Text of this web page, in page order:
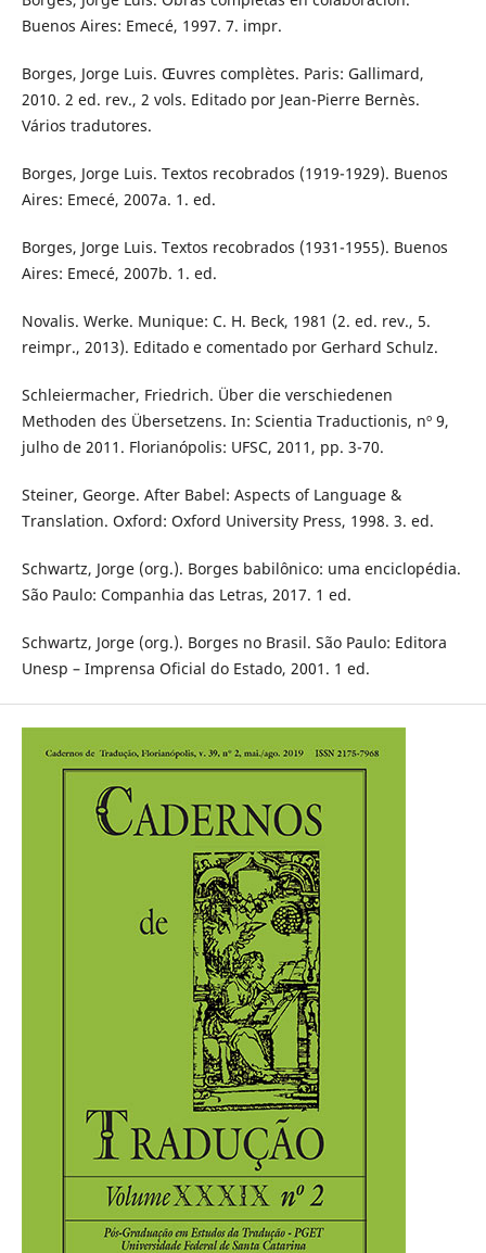
Buenos Aires: Emecé, 1997. 7. impr.
Borges, Jorge Luis. Œuvres complètes. Paris: Gallimard,
2010. 2 ed. rev., 2 vols. Editado por Jean-Pierre Bernès.
Vários tradutores.
Borges, Jorge Luis. Textos recobrados (1919-1929). Buenos
Aires: Emecé, 2007a. 1. ed.
Borges, Jorge Luis. Textos recobrados (1931-1955). Buenos
Aires: Emecé, 2007b. 1. ed.
Novalis. Werke. Munique: C. H. Beck, 1981 (2. ed. rev., 5.
reimpr., 2013). Editado e comentado por Gerhard Schulz.
Schleiermacher, Friedrich. Über die verschiedenen
Methoden des Übersetzens. In: Scientia Traductionis, nº 9,
julho de 2011. Florianópolis: UFSC, 2011, pp. 3-70.
Steiner, George. After Babel: Aspects of Language &
Translation. Oxford: Oxford University Press, 1998. 3. ed.
Schwartz, Jorge (org.). Borges babilônico: uma enciclopédia.
São Paulo: Companhia das Letras, 2017. 1 ed.
Schwartz, Jorge (org.). Borges no Brasil. São Paulo: Editora
Unesp – Imprensa Oficial do Estado, 2001. 1 ed.